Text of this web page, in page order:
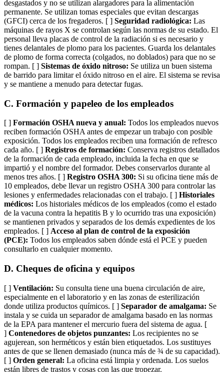
desgastados y no se utilizan alargadores para la alimentación
permanente. Se utilizan tomas especiales que evitan descargas
(GFCI) cerca de los fregaderos. [ ] Seguridad radiológica: Las
máquinas de rayos X se controlan según las normas de su estado. El
personal lleva placas de control de la radiación si es necesario y
tienes delantales de plomo para los pacientes. Guarda los delantales
de plomo de forma correcta (colgados, no doblados) para que no se
rompan. [ ] Sistemas de óxido nitroso: Se utiliza un buen sistema
de barrido para limitar el óxido nitroso en el aire. El sistema se revisa
y se mantiene a menudo para detectar fugas.
C. Formación y papeleo de los empleados
[ ] Formación OSHA nueva y anual: Todos los empleados nuevos
reciben formación OSHA antes de empezar un trabajo con posible
exposición. Todos los empleados reciben una formación de refresco
cada año. [ ] Registros de formación: Conserva registros detallados
de la formación de cada empleado, incluida la fecha en que se
impartió y el nombre del formador. Debes conservarlos durante al
menos tres años. [ ] Registro OSHA 300: Si su oficina tiene más de
10 empleados, debe llevar un registro OSHA 300 para controlar las
lesiones y enfermedades relacionadas con el trabajo. [ ] Historiales
médicos: Los historiales médicos de los empleados (como el estado
de la vacuna contra la hepatitis B y lo ocurrido tras una exposición)
se mantienen privados y separados de los demás expedientes de los
empleados. [ ] Acceso al plan de control de la exposición
(PCE): Todos los empleados saben dónde está el PCE y pueden
consultarlo en cualquier momento.
D. Cheques de oficina y equipos
[ ] Ventilación: Su consulta tiene una buena circulación de aire,
especialmente en el laboratorio y en las zonas de esterilización
donde utiliza productos químicos. [ ] Separador de amalgama: Se
instala y se cuida un separador de amalgama basado en las normas
de la EPA para mantener el mercurio fuera del sistema de agua. [
] Contenedores de objetos punzantes: Los recipientes no se
agujerean, son herméticos y están bien etiquetados. Los sustituyes
antes de que se llenen demasiado (nunca más de ¾ de su capacidad).
[ ] Orden general: La oficina está limpia y ordenada. Los suelos
están libres de trastos y cosas con las que tropezar.